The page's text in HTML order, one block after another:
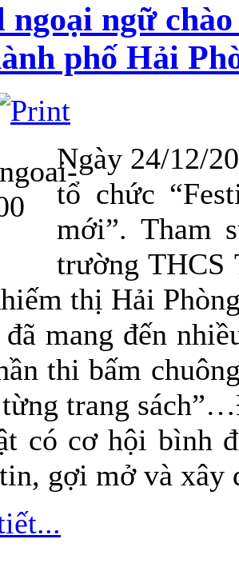
ngoại ngữ
phố Hải
Ngày 24/12/
tổ chức
mới”. Tham
trường THCS
thị Hải
mang đến
thi bấm
trang
có cơ hội bình
gợi mở và xây